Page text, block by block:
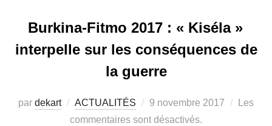
Burkina-Fitmo 2017 : « Kiséla »
interpelle sur les conséquences de
la guerre
par dekart ACTUALITÉS 9 novembre 2017
Les
commentaires sont désactivés.